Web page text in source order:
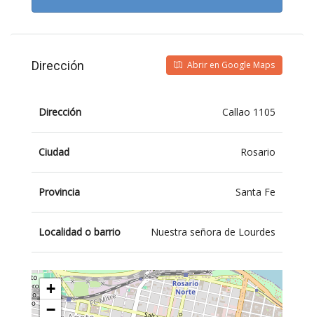
Dirección Abrir en Google Maps
Dirección Callao 1105
Ciudad Rosario
Provincia Santa Fe
Localidad o barrio Nuestra señora de Lourdes
+
−